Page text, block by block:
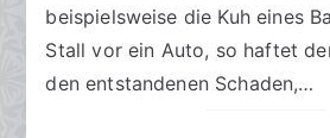
beispielsweise die Kuh eines
Stall vor ein Auto, so haftet
den entstandenen Schaden,…